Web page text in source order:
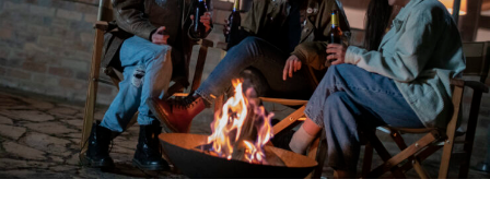
Te zien vanaf
01-06-2023
Land
Colombia, 2022